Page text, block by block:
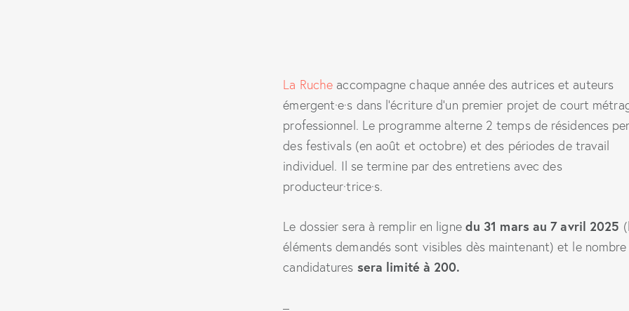
La Ruche accompagne chaque année des autrices et auteurs
émergent·e·s dans l’écriture d’un premier projet de court
professionnel. Le programme alterne 2 temps de résidences
des festivals (en août et octobre) et des périodes de travail
individuel. Il se termine par des entretiens avec des
producteur·trice·s.
Le dossier sera à remplir en ligne du 31 mars au 7 avril 2025
éléments demandés sont visibles dès maintenant) et le
candidatures sera limité à 200.
–